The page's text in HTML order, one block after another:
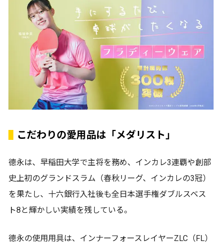
こだわりの愛用品は「メダリスト」
德永は、早稲田大学で主将を務め、インカレ3連覇や創部
史上初のグランドスラム（春秋リーグ、インカレの3冠）
を果たし、十六銀行入社後も全日本選手権ダブルスベス
ト8と輝かしい実績を残している。
德永の使用用具は、インナーフォースレイヤーZLC（FL）